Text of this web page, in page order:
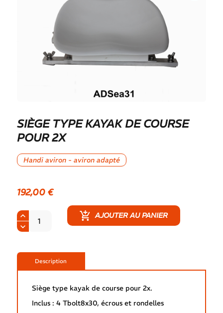
SIÈGE TYPE KAYAK DE COURSE
POUR 2X
192,00 €
AJOUTER AU PANIER
Handi aviron - aviron adapté
Description
Siège type kayak de course pour 2x.
Inclus : 4 Tbolt8x30, écrous et rondelles